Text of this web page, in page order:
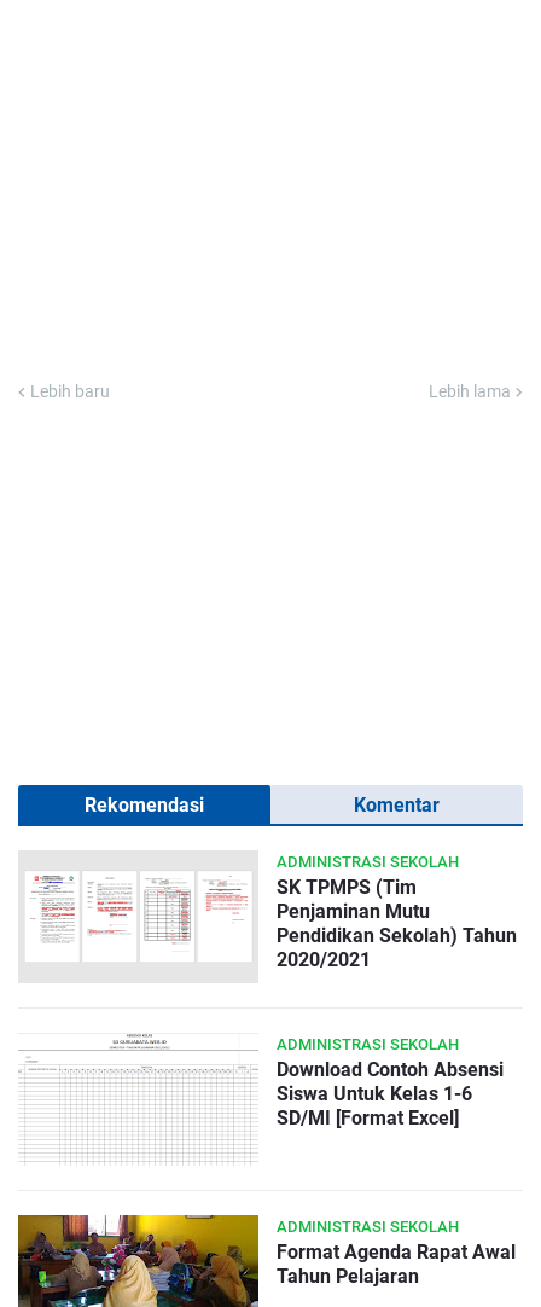
Lebih baru Lebih lama
Rekomendasi Komentar
ADMINISTRASI SEKOLAH
SK TPMPS (Tim
Penjaminan Mutu
Pendidikan Sekolah) Tahun
2020/2021
ADMINISTRASI SEKOLAH
Download Contoh Absensi
Siswa Untuk Kelas 1-6
SD/MI [Format Excel]
ADMINISTRASI SEKOLAH
Format Agenda Rapat Awal
Tahun Pelajaran